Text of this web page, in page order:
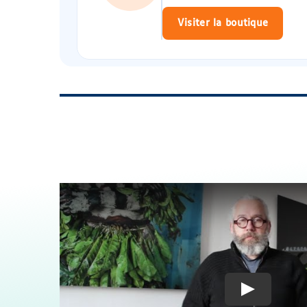
Visiter la boutique